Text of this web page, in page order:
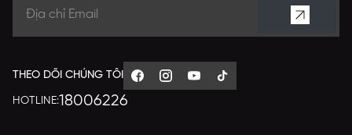
THEO DÕI CHÚNG TÔI
HOTLINE:18006226